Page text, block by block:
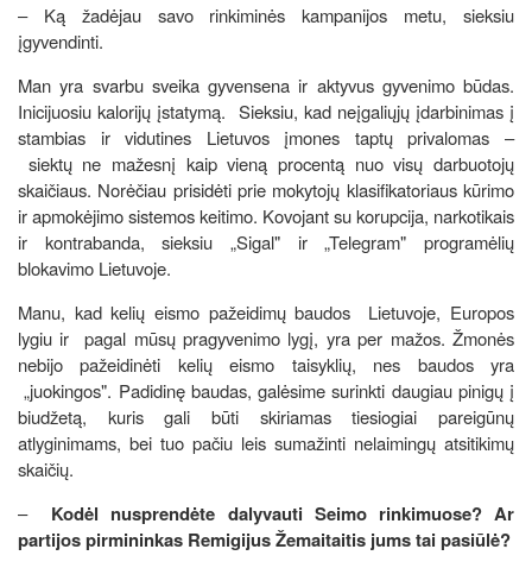
– Ką žadėjau savo rinkiminės kampanijos metu, sieksiu
įgyvendinti.
Man yra svarbu sveika gyvensena ir aktyvus gyvenimo būdas.
Inicijuosiu kalorijų įstatymą. Sieksiu, kad neįgaliųjų įdarbinimas į
stambias ir vidutines Lietuvos įmones taptų privalomas –
siektų ne mažesnį kaip vieną procentą nuo visų darbuotojų
skaičiaus. Norėčiau prisidėti prie mokytojų klasifikatoriaus kūrimo
ir apmokėjimo sistemos keitimo. Kovojant su korupcija, narkotikais
ir kontrabanda, sieksiu „Sigal" ir „Telegram" programėlių
blokavimo Lietuvoje.
Manu, kad kelių eismo pažeidimų baudos Lietuvoje, Europos
lygiu ir pagal mūsų pragyvenimo lygį, yra per mažos. Žmonės
nebijo pažeidinėti kelių eismo taisyklių, nes baudos yra
„juokingos". Padidinę baudas, galėsime surinkti daugiau pinigų į
biudžetą, kuris gali būti skiriamas tiesiogiai pareigūnų
atlyginimams, bei tuo pačiu leis sumažinti nelaimingų atsitikimų
skaičių.
–
Kodėl nusprendėte dalyvauti Seimo rinkimuose? Ar
partijos pirmininkas Remigijus Žemaitaitis jums tai pasiūlė?